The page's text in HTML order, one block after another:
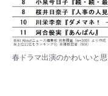
春ドラマ出演のかわいいと